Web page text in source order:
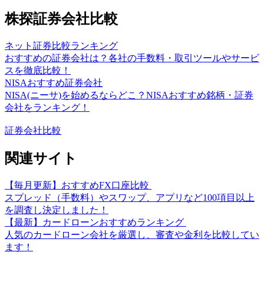
株探証券会社比較
ネット証券比較ランキング
おすすめの証券会社は？各社の手数料・取引ツールやサービ
スを徹底比較！
NISAおすすめ証券会社
NISA(ニーサ)を始めるならどこ？NISAおすすめ銘柄・証券
会社をランキング！
証券会社比較
関連サイト
【毎月更新】おすすめFX口座比較
スプレッド（手数料）やスワップ、アプリなど100項目以上
を調査し決定しました！
【最新】カードローンおすすめランキング
人気のカードローン会社を厳選し、審査や金利を比較してい
ます！